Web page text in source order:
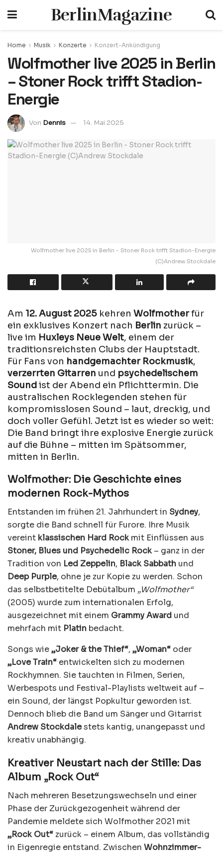
BerlinMagazine
Home Musik Konzerte Konzert-Ankündigung
Wolfmother live 2025 in Berlin
– Stoner Rock trifft Stadion-
Energie
Von Dennis 14. Mai 2025
Wolfmother live 2025 in Berlin - Stoner Rock trifft Stadion-Energie
(C)Andrew Stockdale
Am 12. August 2025 kehren Wolfmotherfür
ein exklusives Konzert nach Berlin zurück –
live im Huxleys Neue Welt, einem der
traditionsreichsten Clubs der Hauptstadt.
Für Fans von handgemachter Rockmusik,
verzerrten Gitarren und psychedelischem
Soundist der Abend ein Pflichttermin. Die
australischen Rocklegenden stehen für
kompromisslosen Sound – laut, dreckig, und
doch voller Gefühl. Jetzt ist es wieder so weit:
Die Band bringt ihre explosive Energie zurück
auf die Bühne – mitten im Spätsommer,
mitten in Berlin.
Wolfmother: Die Geschichte eines
modernen Rock-Mythos
Entstanden im frühen 21. Jahrhundert in Sydney,
sorgte die Band schnell für Furore. Ihre Musik
vereint klassischen Hard Rockmit Einflüssen aus
Stoner, Blues und Psychedelic Rock– ganz in der
Tradition von Led Zeppelin, Black Sabbath und
Deep Purple, ohne je zur Kopie zu werden. Schon
das selbstbetitelte Debütalbum „Wolfmother“
(2005) wurde zum internationalen Erfolg,
ausgezeichnet mit einem Grammy Award und
mehrfach mit Platin bedacht.
Songs wie„Joker & the Thief“, „Woman“ oder
„Love Train“ entwickelten sich zu modernen
Rockhymnen. Sie tauchten in Filmen, Serien,
Werbespots und Festival-Playlists weltweit auf –
ein Sound, der längst Popkultur geworden ist.
Dennoch blieb die Band um Sänger und Gitarrist
Andrew Stockdalestets kantig, unangepasst und
kreativ unabhängig.
Kreativer Neustart nach der Stille: Das
Album „Rock Out“
Nach mehreren Besetzungswechseln und einer
Phase der Zurückgezogenheit während der
Pandemie meldete sich Wolfmother 2021 mit
„Rock Out“ zurück – einem Album, das vollständig
in Eigenregie entstand. Zwischen Wohnzimmer-